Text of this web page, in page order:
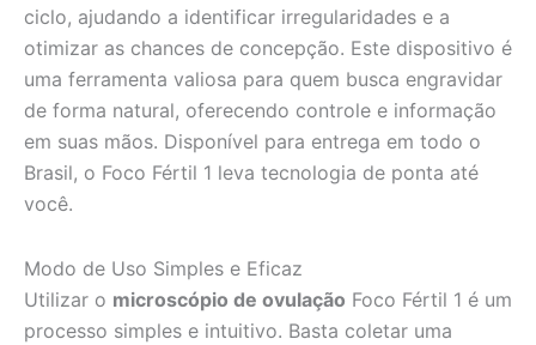
ciclo, ajudando a identificar irregularidades e a
otimizar as chances de concepção. Este dispositivo é
uma ferramenta valiosa para quem busca engravidar
de forma natural, oferecendo controle e informação
em suas mãos. Disponível para entrega em todo o
Brasil, o Foco Fértil 1 leva tecnologia de ponta até
você.
Modo de Uso Simples e Eficaz
Utilizar o microscópio de ovulação Foco Fértil 1 é um
processo simples e intuitivo. Basta coletar uma